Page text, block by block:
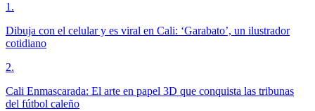
1 .
Dibuja con el celular y es viral en Cali: ‘Garabato’, un ilustrador
cotidiano
2.
Cali Enmascarada: El arte en papel 3D que conquista las tribunas
del fútbol caleño